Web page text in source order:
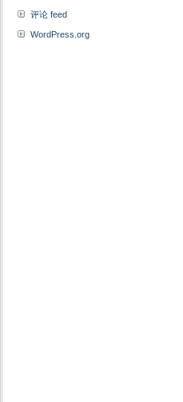
评论 feed
WordPress.org